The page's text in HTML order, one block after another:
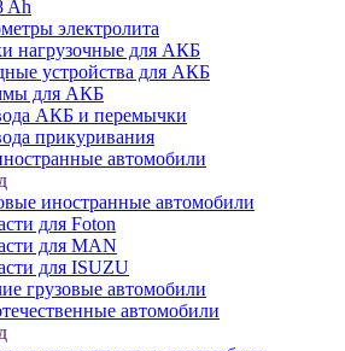
Ah
электролита
нагрузочные для АКБ
устройства для АКБ
для АКБ
АКБ и перемычки
прикуривания
автомобили
иностранные автомобили
для Foton
для MAN
для ISUZU
грузовые автомобили
автомобили